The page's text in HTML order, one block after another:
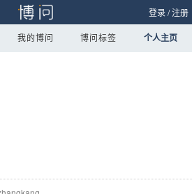
登录/注册
我的博问 博问标签 个人主页